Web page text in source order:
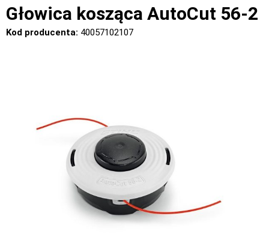
Głowica kosząca AutoCut 56-2
Kod producenta: 40057102107